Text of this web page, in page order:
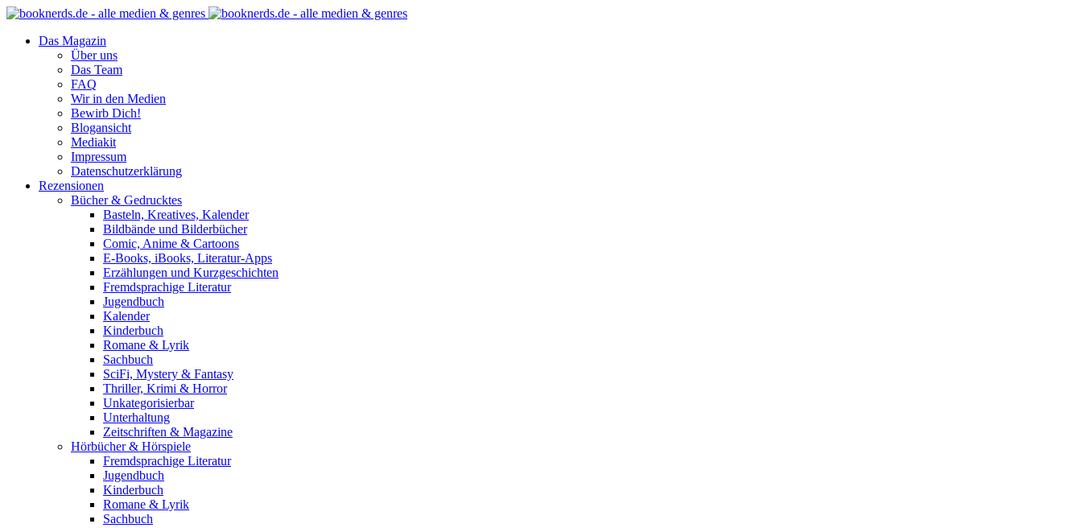
Das Magazin
Über uns
Das Team
FAQ
Wir in den Medien
Bewirb Dich!
Blogansicht
Mediakit
Impressum
Datenschutzerklärung
Rezensionen
Bücher & Gedrucktes
Basteln, Kreatives, Kalender
Bildbände und Bilderbücher
Comic, Anime & Cartoons
E-Books, iBooks, Literatur-Apps
Erzählungen und Kurzgeschichten
Fremdsprachige Literatur
Jugendbuch
Kalender
Kinderbuch
Romane & Lyrik
Sachbuch
SciFi, Mystery & Fantasy
Thriller, Krimi & Horror
Unkategorisierbar
Unterhaltung
Zeitschriften & Magazine
Hörbücher & Hörspiele
Fremdsprachige Literatur
Jugendbuch
Kinderbuch
Romane & Lyrik
Sachbuch